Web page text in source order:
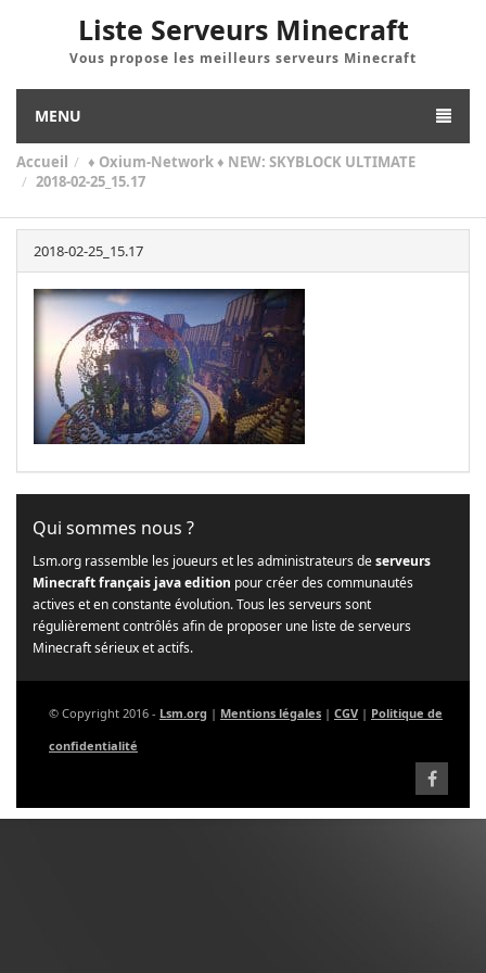
Liste Serveurs Minecraft
Vous propose les meilleurs serveurs Minecraft
MENU
Accueil
♦ Oxium-Network ♦ NEW: SKYBLOCK ULTIMATE
2018-02-25_15.17
2018-02-25_15.17
Qui sommes nous ?
Lsm.org rassemble les joueurs et les administrateurs deserveurs
Minecraft français java edition pour créer des communautés
actives et en constante évolution. Tous les serveurs sont
régulièrement contrôlés afin de proposer une liste de serveurs
Minecraft sérieux et actifs.
© Copyright 2016 - Lsm.org | Mentions légales | CGV | Politique de
confidentialité